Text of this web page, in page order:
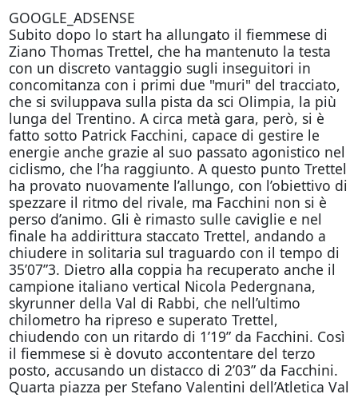
GOOGLE_ADSENSE
Subito dopo lo start ha allungato il fiemmese di
Ziano Thomas Trettel, che ha mantenuto la testa
con un discreto vantaggio sugli inseguitori in
concomitanza con i primi due "muri" del tracciato,
che si sviluppava sulla pista da sci Olimpia, la più
lunga del Trentino. A circa metà gara, però, si è
fatto sotto Patrick Facchini, capace di gestire le
energie anche grazie al suo passato agonistico nel
ciclismo, che l’ha raggiunto. A questo punto Trettel
ha provato nuovamente l’allungo, con l’obiettivo di
spezzare il ritmo del rivale, ma Facchini non si è
perso d’animo. Gli è rimasto sulle caviglie e nel
finale ha addirittura staccato Trettel, andando a
chiudere in solitaria sul traguardo con il tempo di
35’07”3. Dietro alla coppia ha recuperato anche il
campione italiano vertical Nicola Pedergnana,
skyrunner della Val di Rabbi, che nell’ultimo
chilometro ha ripreso e superato Trettel,
chiudendo con un ritardo di 1’19” da Facchini. Così
il fiemmese si è dovuto accontentare del terzo
posto, accusando un distacco di 2’03” da Facchini.
Quarta piazza per Stefano Valentini dell’Atletica Val